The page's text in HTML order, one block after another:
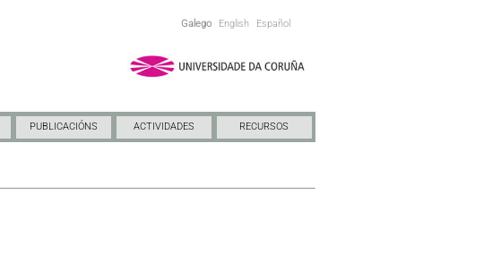
Galego English Español
PUBLICACIÓNS ACTIVIDADES RECURSOS